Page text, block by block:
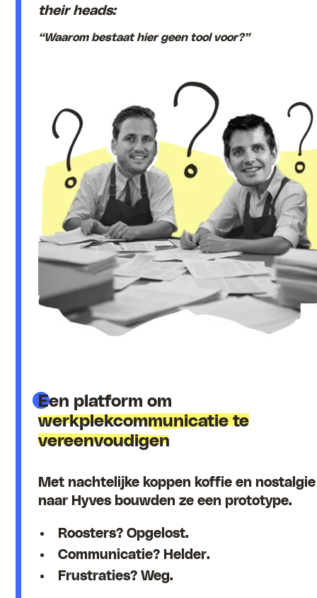
their heads:
“Waarom bestaat hier geen tool voor?”
Een platform om
werkplekcommunicatie te
vereenvoudigen
Met nachtelijke koppen koffie en nostalgie
naar Hyves bouwden ze een prototype.
Roosters? Opgelost.
Communicatie? Helder.
Frustraties? Weg.